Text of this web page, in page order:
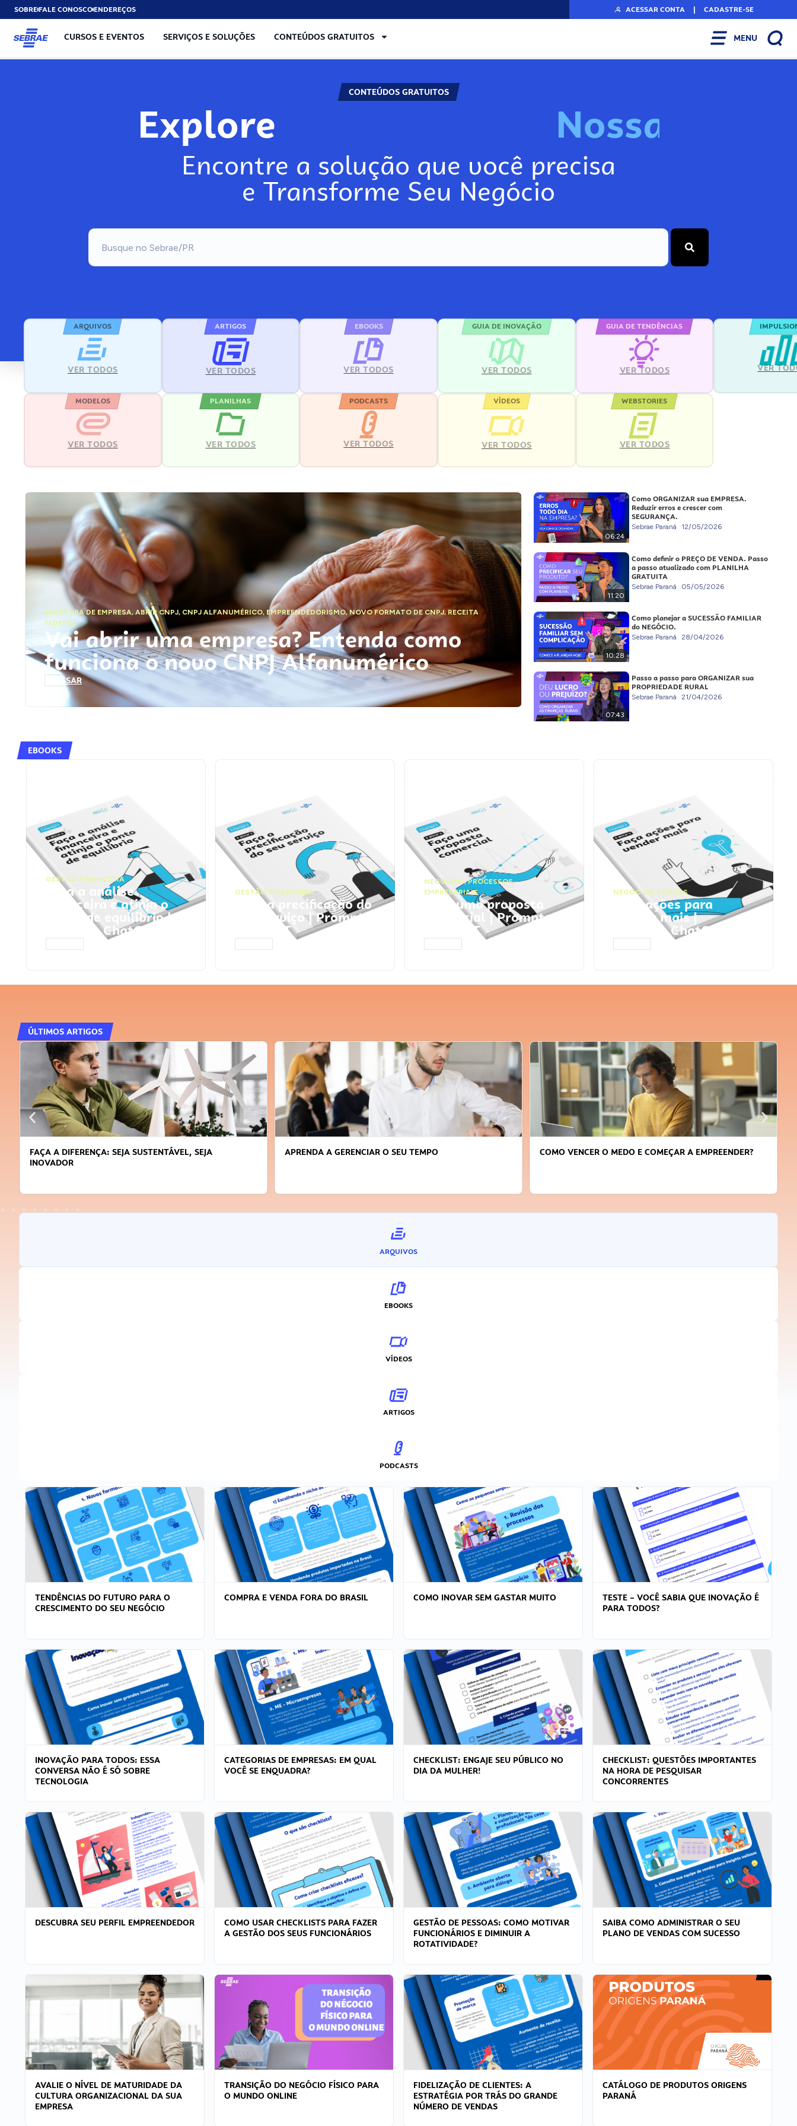
SOBREFALE CONOSCOENDEREÇOS ACESSAR CONTA | CADASTRE-SE
CURSOS E EVENTOS SERVIÇOS E SOLUÇÕES CONTEÚDOS GRATUITOS MENU
CONTEÚDOS GRATUITOS
Explore Nossa
Encontre a solução que você precisa
e Transforme Seu Negócio
ARQUIVOS
VER TODOS
ARTIGOS
VER TODOS
EBOOKS
VER TODOS
GUIA DE INOVAÇÃO
VER TODOS
GUIA DE TENDÊNCIAS
VER TODOS VER
MODELOS
VER TODOS
PLANILHAS
VER TODOS
PODCASTS
VER TODOS
VÍDEOS
VER TODOS
WEBSTORIES
VER TODOS
ABERTURA DE EMPRESA,ABRIR CNPJ, CNPJ ALFANUMÉRICO, EMPREENDEDORISMO,NOVO FORMATO DE CNPJ,RECEITA
FEDERAL
Vai abrir uma empresa? Entenda como
funciona o novo CNPJ Alfanumérico
ACESSAR
06:24
Como ORGANIZAR sua EMPRESA.
Reduzir erros e crescer com
SEGURANÇA.
Sebrae Paraná 12/05/2026
11:20
Como definir o PREÇO DE VENDA. Passo
a passo atualizado com PLANILHA
GRATUITA
Sebrae Paraná 05/05/2026
10:28
Como planejar a SUCESSÃO FAMILIAR
do NEGÓCIO.
Sebrae Paraná 28/04/2026
07:43
Passo a passo para ORGANIZAR sua
PROPRIEDADE RURAL
Sebrae Paraná 21/04/2026
EBOOKS
GESTÃO FINANCEIRA
Faça a análise
financeira e atinja o
ponto de equilíbrio |
Prompts ChatGPT
GESTÃO FINANCEIRA
Faça a precificação do
seu serviço | Prompts
ChatGPT
NEGÓCIOS,PROCESSOS
EMPRESARIAIS
Faça uma proposta
comercial | Prompts
ChatGPT
NEGÓCIOS, VENDAS
Faça ações para
vender mais |
Prompts ChatGPT
ÚLTIMOS ARTIGOS
FAÇA A DIFERENÇA: SEJA SUSTENTÁVEL, SEJA
INOVADOR
APRENDA A GERENCIAR O SEU TEMPO COMO VENCER O MEDO E COMEÇAR A EMPREENDER?
ARQUIVOS
EBOOKS
VÍDEOS
ARTIGOS
PODCASTS
TENDÊNCIAS DO FUTURO PARA O
CRESCIMENTO DO SEU NEGÓCIO
COMPRA E VENDA FORA DO BRASIL COMO INOVAR SEM GASTAR MUITO
TESTE – VOCÊ SABIA QUE INOVAÇÃO É
PARA TODOS?
INOVAÇÃO PARA TODOS: ESSA
CONVERSA NÃO É SÓ SOBRE
TECNOLOGIA
CATEGORIAS DE EMPRESAS: EM QUAL
VOCÊ SE ENQUADRA?
CHECKLIST: ENGAJE SEU PÚBLICO NO
DIA DA MULHER!
CHECKLIST: QUESTÕES IMPORTANTES
NA HORA DE PESQUISAR
CONCORRENTES
DESCUBRA SEU PERFIL EMPREENDEDOR
COMO USAR CHECKLISTS PARA FAZER
A GESTÃO DOS SEUS FUNCIONÁRIOS
GESTÃO DE PESSOAS: COMO MOTIVAR
FUNCIONÁRIOS E DIMINUIR A
ROTATIVIDADE?
SAIBA COMO ADMINISTRAR O SEU
PLANO DE VENDAS COM SUCESSO
AVALIE O NÍVEL DE MATURIDADE DA
CULTURA ORGANIZACIONAL DA SUA
EMPRESA
TRANSIÇÃO DO NEGÓCIO FÍSICO PARA
O MUNDO ONLINE
FIDELIZAÇÃO DE CLIENTES: A
ESTRATÉGIA POR TRÁS DO GRANDE
NÚMERO DE VENDAS
CATÁLOGO DE PRODUTOS ORIGENS
PARANÁ